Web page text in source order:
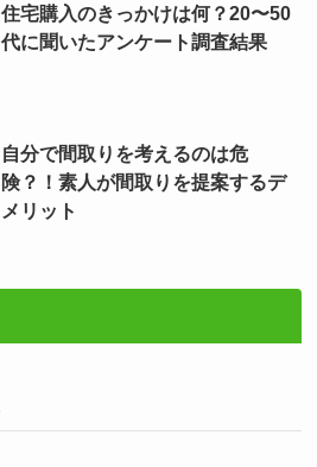
住宅購入のきっかけは何？20〜50
代に聞いたアンケート調査結果
自分で間取りを考えるのは危
険？！素人が間取りを提案するデ
メリット